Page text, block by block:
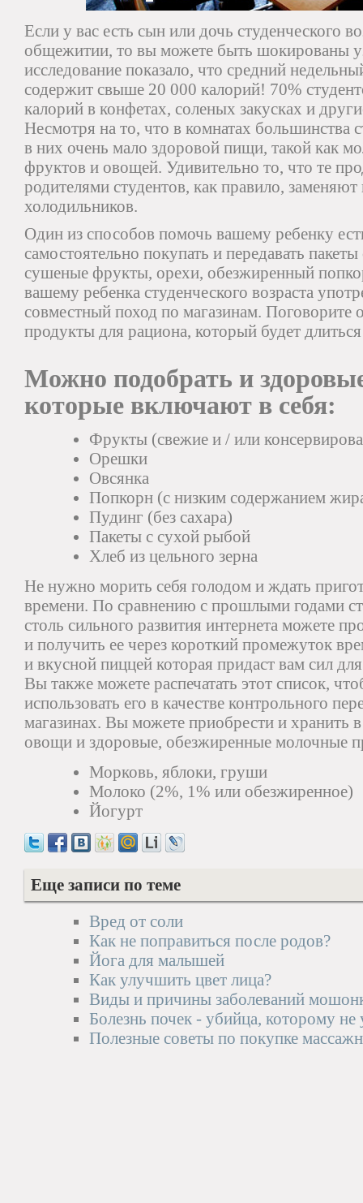
Если у вас есть сын или дочь студенческого
общежитии, то вы можете быть шокированы
исследование показало, что средний
содержит свыше 20 000 калорий! 70%
калорий в конфетах, соленых закусках и
Несмотря на то, что в комнатах большинства
в них очень мало здоровой пищи, такой как
фруктов и овощей. Удивительно то, что те
родителями студентов, как правило,
холодильников.
Один из способов помочь вашему ребенку
самостоятельно покупать и передавать
сушеные фрукты, орехи, обезжиренный
вашему ребенка студенческого возраста
совместный поход по магазинам. Поговорите
продукты для рациона, который будет
Можно подобрать и
которые включают в себя:
Фрукты (свежие и / или
Орешки
Овсянка
Попкорн (с низким содержанием
Пудинг (без сахара)
Пакеты с сухой рыбой
Хлеб из цельного зерна
Не нужно морить себя голодом и ждать
времени. По сравнению с прошлыми годами
столь сильного развития интернета можете
и получить ее через короткий промежуток
и вкусной пиццей которая придаст вам сил
Вы также можете распечатать этот список,
использовать его в качестве контрольного
магазинах. Вы можете приобрести и хранить в
овощи и здоровые, обезжиренные молочные
Морковь, яблоки, груши
Молоко (2%, 1% или обезжиренное)
Йогурт
Еще записи по теме
Вред от соли
Как не поправиться после родов?
Йога для малышей
Как улучшить цвет лица?
Виды и причины заболеваний
Болезнь почек - убийца, которому
Полезные советы по покупке